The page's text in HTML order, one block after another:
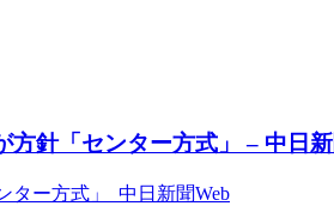
針「センター方式」 – 中日
ター方式」 中日新聞Web